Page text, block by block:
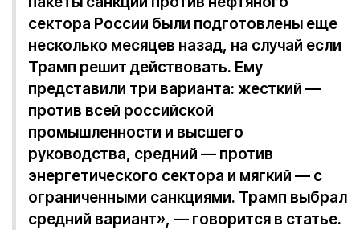
сектора России были подготовлены еще
несколько месяцев назад, на случай если
Трамп решит действовать. Ему
представили три варианта: жесткий —
против всей российской
промышленности и высшего
руководства, средний — против
энергетического сектора и мягкий — с
ограниченными санкциями. Трамп выбрал
средний вариант», — говорится в статье.